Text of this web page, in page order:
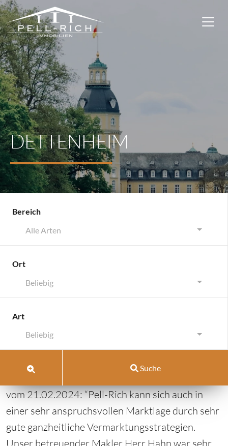
DETTENHEIM
Bereich
Alle Arten
Ort
Beliebig
Art
Beliebig
Suche
Dettenheim
Dettenheim
Kommentar schreiben
vom 21.02.2024: “Pell-Rich kann sich auch in
einer sehr anspruchsvollen Marktlage durch sehr
gute ganzheitliche Vermarktungsstrategien.
Unser betreuender Makler Herr Hahn war sehr